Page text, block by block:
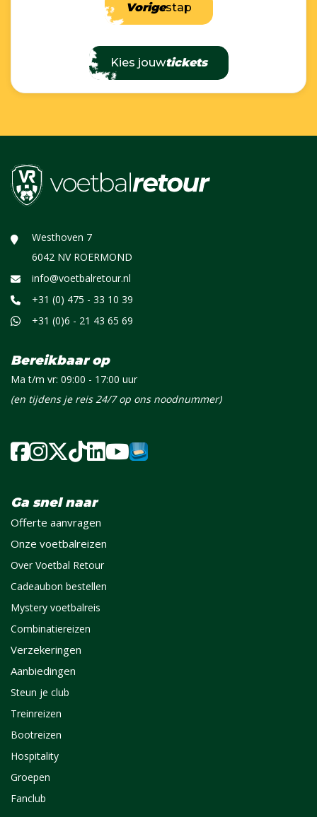
Vorigestap
Kies jouwtickets
Westhoven 7
6042 NV ROERMOND
info@voetbalretour.nl
+31 (0) 475 - 33 10 39
+31 (0)6 - 21 43 65 69
Bereikbaar op
Ma t/m vr: 09:00 - 17:00 uur
(en tijdens je reis 24/7 op ons noodnummer)
Ga snel naar
Offerte aanvragen
Onze voetbalreizen
Over Voetbal Retour
Cadeaubon bestellen
Mystery voetbalreis
Combinatiereizen
Verzekeringen
Aanbiedingen
Steun je club
Treinreizen
Bootreizen
Hospitality
Groepen
Fanclub